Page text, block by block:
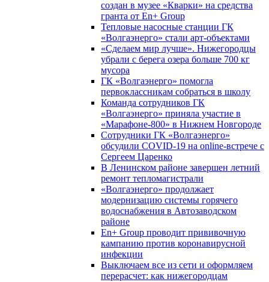
создан в музее «Кварки» на средства
гранта от En+ Group
Тепловые насосные станции ГК
«Волгаэнерго» стали арт-объектами
«Сделаем мир лучше». Нижегородцы
убрали с берега озера больше 700 кг
мусора
ГК «Волгаэнерго» помогла
первоклассникам собраться в школу
Команда сотрудников ГК
«Волгаэнерго» приняла участие в
«Марафоне-800» в Нижнем Новгороде
Сотрудники ГК «Волгаэнерго»
обсудили COVID-19 на online-встрече с
Сергеем Царенко
В Ленинском районе завершен летний
ремонт тепломагистрали
«Волгаэнерго» продолжает
модернизацию системы горячего
водоснабжения в Автозаводском
районе
En+ Group проводит прививочную
кампанию против коронавирусной
инфекции
Выключаем все из сети и оформляем
перерасчет: как нижегородцам